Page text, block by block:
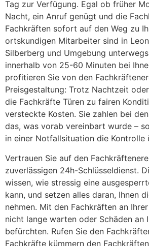
Tag zur Verfügung. Egal ob früher
Nacht, ein Anruf genügt und die
Fachkräften sofort auf den Weg zu
ortskundigen Mitarbeiter sind in
Silberberg und Umgebung
innerhalb von 25-60 Minuten bei
profitieren Sie von den
Preisgestaltung: Trotz Nachtzeit
die Fachkräfte Türen zu fairen
versteckte Kosten. Sie zahlen bei
das, was vorab vereinbart wurde –
in einer Notfallsituation die Kontrolle
Vertrauen Sie auf den
zuverlässigen 24h-Schlüsseldienst.
wissen, wie stressig eine
kann, und setzen alles daran, Ihnen
nehmen. Mit den Fachkräften an
nicht lange warten oder Schäden an
befürchten. Rufen Sie den
Fachkräfte kümmern den